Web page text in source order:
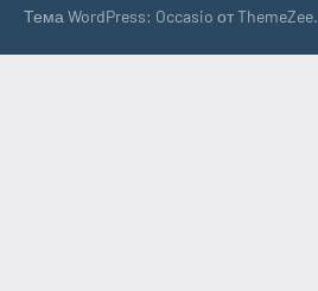
Тема WordPress: Occasio от ThemeZee.